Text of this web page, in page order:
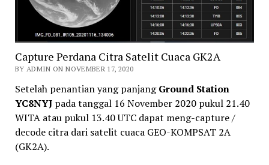
Capture Perdana Citra Satelit Cuaca GK2A
BY ADMIN ON NOVEMBER 17, 2020
Setelah penantian yang panjangGround Station
YC8NYJpada tanggal 16 November 2020 pukul 21.40
WITA atau pukul 13.40 UTC dapat meng-capture /
decode citra dari satelit cuaca GEO-KOMPSAT 2A
(GK2A).